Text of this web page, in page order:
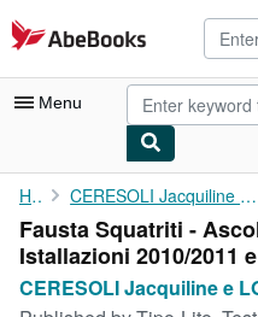
Skip to main content
AbeBooks.com
Menu
My Account
My Purchases
Advanced Search
Home CERESOLI Jacquiline e LONGARI Elisabetta (testi di).
Fausta Squatriti -
Istallazioni 2010/2011
CERESOLI Jacquiline e